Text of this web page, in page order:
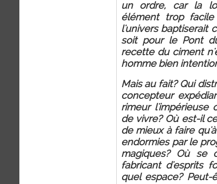
un ordre, car la
élément trop
l'univers baptiserait
soit pour le Pont
recette du ciment
homme bien
Mais au fait? Qui
concepteur
rimeur l'impérieuse
de vivre? Où est-il
de mieux à faire
endormies par le
magiques? Où se
fabricant d'esprits
quel espace? Peut-